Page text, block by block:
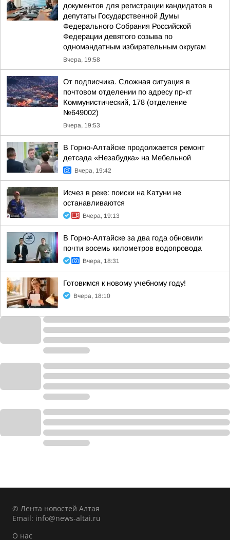
документов для регистрации кандидатов в
депутаты Государственной Думы
Федерального Собрания Российской
Федерации девятого созыва по
одномандатным избирательным округам
Вчера, 19:58
От подписчика. Сложная ситуация в
почтовом отделении по адресу пр-кт
Коммунистический, 178 (отделение
№649002)
Вчера, 19:53
В Горно-Алтайске продолжается ремонт
детсада «Незабудка» на Мебельной
Вчера, 19:42
Исчез в реке: поиски на Катуни не
останавливаются
Вчера, 19:13
В Горно-Алтайске за два года обновили
почти восемь километров водопровода
Вчера, 18:31
Готовимся к новому учебному году!
Вчера, 18:10
© Лента новостей Алтая
Email: info@news-altai.ru
О нас